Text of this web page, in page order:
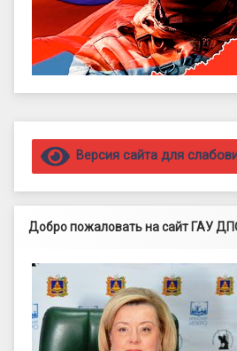
Правый сайдбар
Версия сайта для
Добро пожаловать на сайт ГАУ